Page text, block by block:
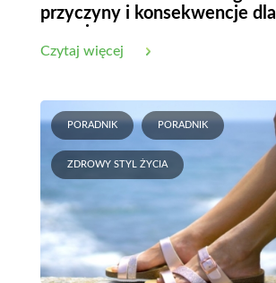
przyczyny i konsekwencje dla
organizmu
Czytaj więcej
PORADNIK PORADNIK
ZDROWY STYL ŻYCIA